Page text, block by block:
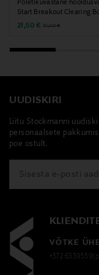
terasest tass,
Põletikuvastane
Start Breakout Clearing
Discounted Price
21,50 € Original Price
31,00 €
UUDISKIRI
Liitu Stockmanni
personaalsete
poe ostult.
VÕTKE
+372